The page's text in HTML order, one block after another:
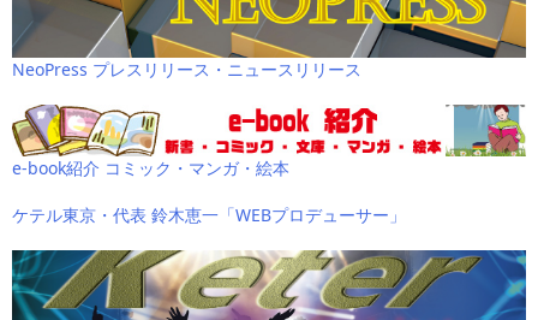
NeoPress プレスリリース・ニュースリリース
e-book紹介 コミック・マンガ・絵本
ケテル東京・代表 鈴木恵一「WEBプロデューサー」